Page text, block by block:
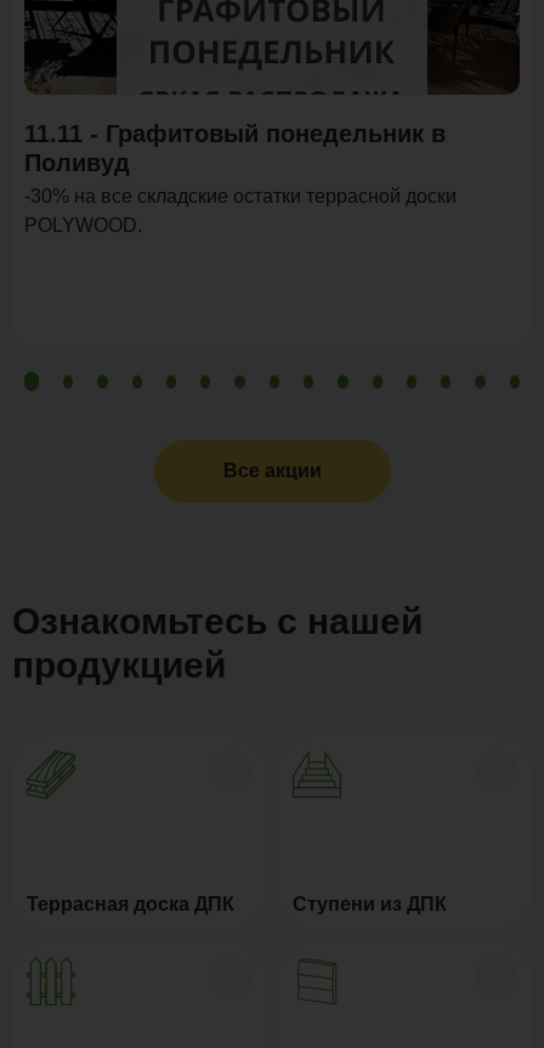
Акция
11.11 - Графитовый понедельник в
Поливуд
-30% на все складские остатки террасной доски
POLYWOOD.
Все акции
Ознакомьтесь с нашей
продукцией
Террасная доска ДПК Ступени из ДПК